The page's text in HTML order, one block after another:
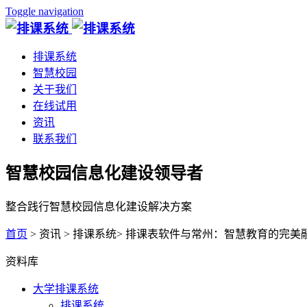
Toggle navigation
排课系统
智慧校园
关于我们
在线试用
资讯
联系我们
智慧校园信息化建设领导者
整合践行智慧校园信息化建设解决方案
首页 > 资讯 > 排课系统> 排课表软件与常州：智慧教育的完美
资料库
大学排课系统